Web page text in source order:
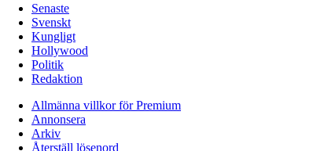
Senaste
Svenskt
Kungligt
Hollywood
Politik
Redaktion
Allmänna villkor för Premium
Annonsera
Arkiv
Återställ lösenord